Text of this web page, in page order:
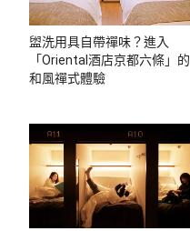
盥洗用具自帶禪味？進入
「Oriental酒店京都六條」的
和風禪式體驗